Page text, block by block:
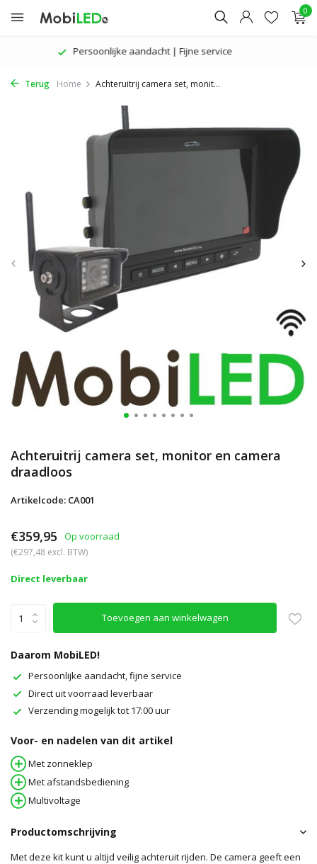
0
De nieuwste producten | Aantrekkelijke prijzen
Terug Home Achteruitrij camera set, monit...
Achteruitrij camera set, monitor en camera
draadloos
Artikelcode: CA001
€359,95 Op voorraad
(€297,48 excl. BTW)
Direct leverbaar
Toevoegen aan winkelwagen
Daarom MobiLED!
Persoonlijke aandacht, fijne service
Direct uit voorraad leverbaar
Verzending mogelijk tot 17:00 uur
Voor- en nadelen van dit artikel
Met zonneklep
Met afstandsbediening
Multivoltage
Productomschrijving
Met deze kit kunt u altijd veilig achteruit rijden. De camera geeft een